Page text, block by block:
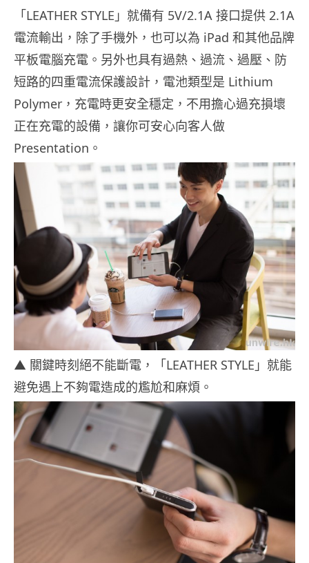
「LEATHER STYLE」就備有 5V/2.1A 接口提供 2.1A
電流輸出，除了手機外，也可以為 iPad 和其他品牌
平板電腦充電。另外也具有過熱、過流、過壓、防
短路的四重電流保護設計，電池類型是 Lithium
Polymer，充電時更安全穩定，不用擔心過充損壞
正在充電的設備，讓你可安心向客人做
Presentation。
▲ 關鍵時刻絕不能斷電，「LEATHER STYLE」就能
避免遇上不夠電造成的尷尬和麻煩。